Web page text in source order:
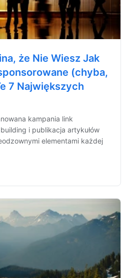
że Nie Wiesz Jak
(chyba,
7 Największych
kampania link
i publikacja artykułów
elementami każdej